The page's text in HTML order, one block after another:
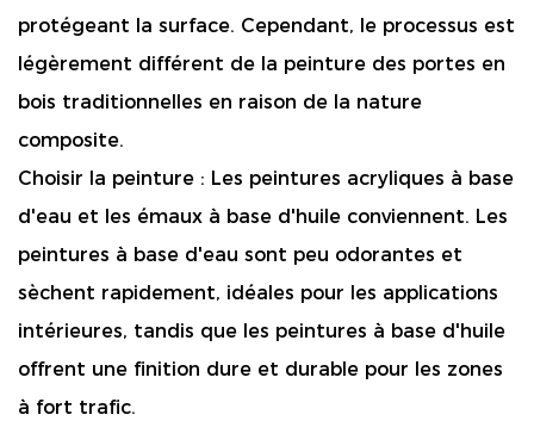
protégeant la surface. Cependant, le processus est
légèrement différent de la peinture des portes en
bois traditionnelles en raison de la nature
composite.
Choisir la peinture : Les peintures acryliques à base
d'eau et les émaux à base d'huile conviennent. Les
peintures à base d'eau sont peu odorantes et
sèchent rapidement, idéales pour les applications
intérieures, tandis que les peintures à base d'huile
offrent une finition dure et durable pour les zones
à fort trafic.